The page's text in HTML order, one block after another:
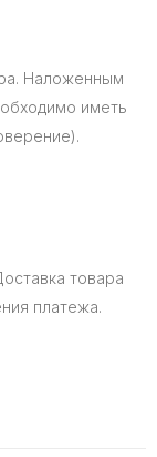
Наложенным
иметь
товара
платежа.